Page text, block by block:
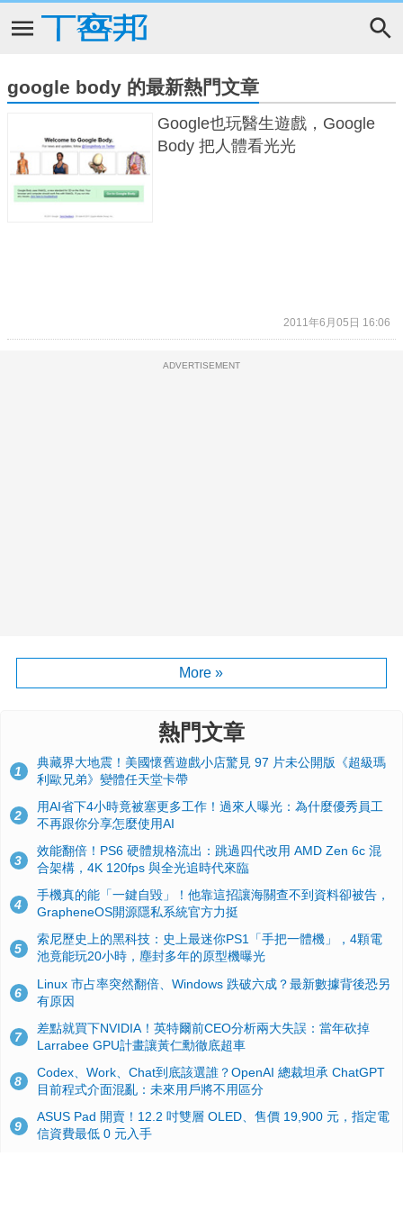
google body 的最新熱門文章
Google也玩醫生遊戲，Google
Body 把人體看光光
2011年6月05日 16:06
ADVERTISEMENT
More »
熱門文章
1
典藏界大地震！美國懷舊遊戲小店驚見 97 片未公開版《超級瑪
利歐兄弟》變體任天堂卡帶
2
用AI省下4小時竟被塞更多工作！過來人曝光：為什麼優秀員工
不再跟你分享怎麼使用AI
3
效能翻倍！PS6 硬體規格流出：跳過四代改用 AMD Zen 6c 混
合架構，4K 120fps 與全光追時代來臨
4
手機真的能「一鍵自毀」！他靠這招讓海關查不到資料卻被告，
GrapheneOS開源隱私系統官方力挺
5
索尼歷史上的黑科技：史上最迷你PS1「手把一體機」，4顆電
池竟能玩20小時，塵封多年的原型機曝光
6
Linux 市占率突然翻倍、Windows 跌破六成？最新數據背後恐另
有原因
7
差點就買下NVIDIA！英特爾前CEO分析兩大失誤：當年砍掉
Larrabee GPU計畫讓黃仁勳徹底超車
8
Codex、Work、Chat到底該選誰？OpenAI 總裁坦承 ChatGPT
目前程式介面混亂：未來用戶將不用區分
9
ASUS Pad 開賣！12.2 吋雙層 OLED、售價 19,900 元，指定電
信資費最低 0 元入手